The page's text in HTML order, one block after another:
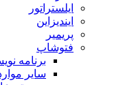
ایلستراتور
ایندیزاین
پریمیر
فتوشاپ
برنامه
سایر